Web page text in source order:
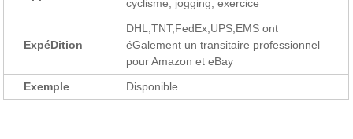
cyclisme, jogging, exercice
ExpéDition
DHL;TNT;FedEx;UPS;EMS ont
éGalement un transitaire professionnel
pour Amazon et eBay
Exemple
Disponible